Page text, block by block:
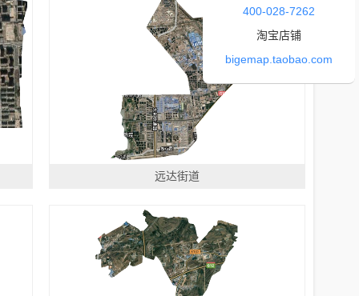
远达街道
400-028-7262
淘宝店铺
bigemap.taobao.com